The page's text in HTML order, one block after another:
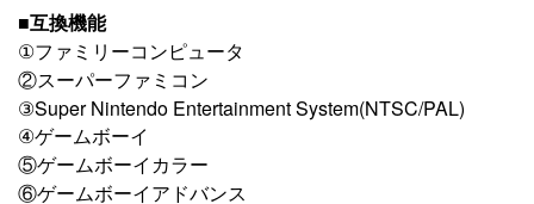
■互換機能
①ファミリーコンピュータ
②スーパーファミコン
③Super Nintendo Entertainment System(NTSC/PAL)
④ゲームボーイ
⑤ゲームボーイカラー
⑥ゲームボーイアドバンス